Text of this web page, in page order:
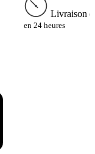
Livraison
en 24 heures